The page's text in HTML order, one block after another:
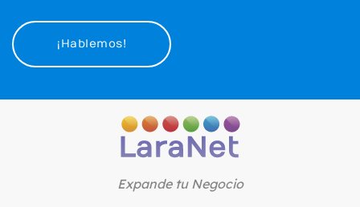
¡Hablemos!
Expande tu Negocio